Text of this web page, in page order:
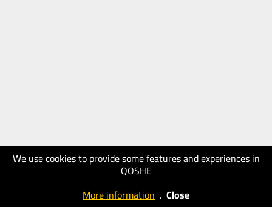
We use cookies to provide some features and experiences in
QOSHE
More information . Close